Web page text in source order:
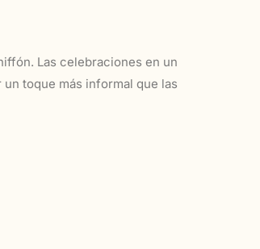
Las celebraciones en un
toque más informal que las